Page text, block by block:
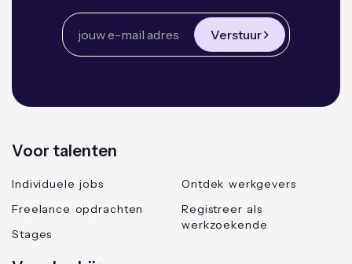
Verstuur
Voor talenten
Individuele jobs
Freelance opdrachten
Stages
Ontdek werkgevers
Registreer als
werkzoekende